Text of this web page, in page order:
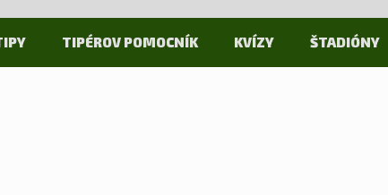
TIPÉROV POMOCNÍK KVÍZY ŠTADIÓNY